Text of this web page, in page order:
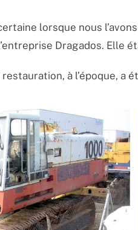
lorsque nous
Dragados. Elle
à l’époque, a